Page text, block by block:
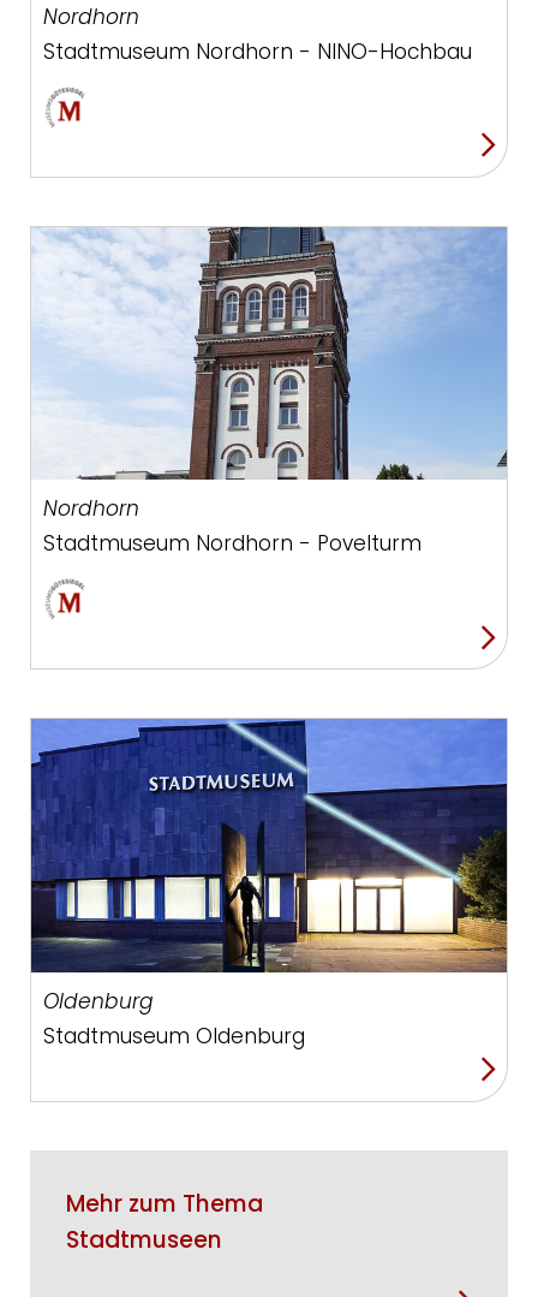
Nordhorn
Stadtmuseum Nordhorn - NINO-Hochbau
Nordhorn
Stadtmuseum Nordhorn - Povelturm
Oldenburg
Stadtmuseum Oldenburg
Mehr zum Thema
Stadtmuseen